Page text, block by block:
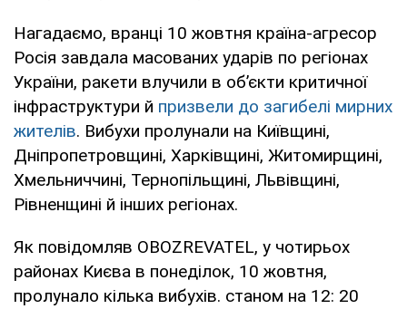
Нагадаємо, вранці 10 жовтня країна-агресор
Росія завдала масованих ударів по регіонах
України, ракети влучили в об’єкти критичної
інфраструктури й призвели до загибелі мирних
жителів. Вибухи пролунали на Київщині,
Дніпропетровщині, Харківщині, Житомирщині,
Хмельниччині, Тернопільщині, Львівщині,
Рівненщині й інших регіонах.
Як повідомляв OBOZREVATEL, у чотирьох
районах Києва в понеділок, 10 жовтня,
пролунало кілька вибухів. станом на 12: 20